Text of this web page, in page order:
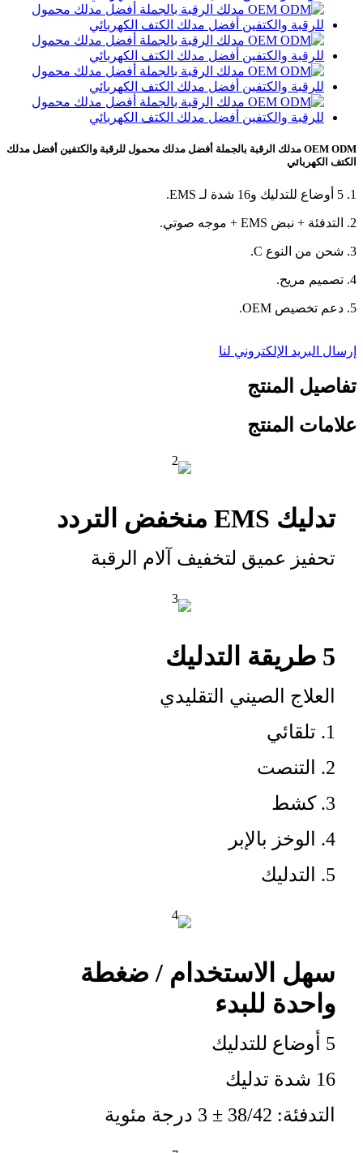
OEM ODM مدلك الرقبة بالجملة أفضل مدلك محمول للرقبة والكتفين أفضل مدلك
الكتف الكهربائي
1. 5 أوضاع للتدليك و16 شدة لـ EMS.
2. التدفئة + نبض EMS + موجه صوتي.
3. شحن من النوع C.
4. تصميم مريح.
5. دعم تخصيص OEM.
إرسال البريد الإلكتروني لنا
تفاصيل المنتج
علامات المنتج
تدليك EMS منخفض التردد
تحفيز عميق لتخفيف آلام الرقبة
5 طريقة التدليك
العلاج الصيني التقليدي
1. تلقائي
2. التنصت
3. كشط
4. الوخز بالإبر
5. التدليك
سهل الاستخدام / ضغطة
واحدة للبدء
5 أوضاع للتدليك
16 شدة تدليك
التدفئة: 38/42 ± 3 درجة مئوية